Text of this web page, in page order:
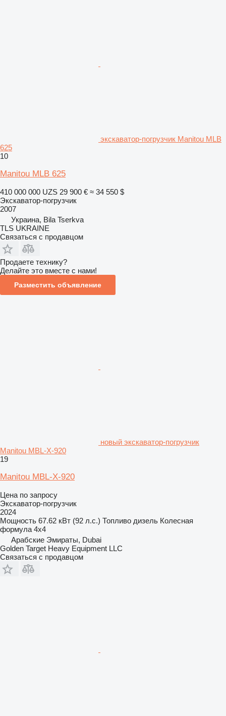
экскаватор-погрузчик Manitou MLB
625
10
Manitou MLB 625
410 000 000 UZS 29 900 € ≈ 34 550 $
Экскаватор-погрузчик
2007
Украина, Bila Tserkva
TLS UKRAINE
Связаться с продавцом
Продаете технику?
Делайте это вместе с нами!
Разместить объявление
новый экскаватор-погрузчик
Manitou MBL-X-920
19
Manitou MBL-X-920
Цена по запросу
Экскаватор-погрузчик
2024
Мощность 67.62 кВт (92 л.с.) Топливо дизель Колесная
формула 4x4
Арабские Эмираты, Dubai
Golden Target Heavy Equipment LLC
Связаться с продавцом